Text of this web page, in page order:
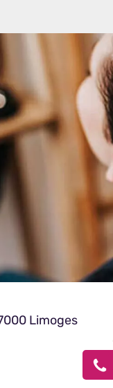
Limoges